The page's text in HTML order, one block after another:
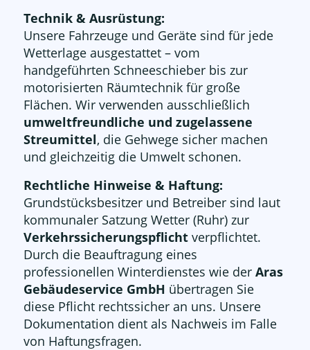
Technik & Ausrüstung:
Unsere Fahrzeuge und Geräte sind für jede
Wetterlage ausgestattet – vom
handgeführten Schneeschieber bis zur
motorisierten Räumtechnik für große
Flächen. Wir verwenden ausschließlich
umweltfreundliche und zugelassene
Streumittel, die Gehwege sicher machen
und gleichzeitig die Umwelt schonen.
Rechtliche Hinweise & Haftung:
Grundstücksbesitzer und Betreiber sind laut
kommunaler Satzung Wetter (Ruhr) zur
Verkehrssicherungspflichtverpflichtet.
Durch die Beauftragung eines
professionellen Winterdienstes wie der Aras
Gebäudeservice GmbH übertragen Sie
diese Pflicht rechtssicher an uns. Unsere
Dokumentation dient als Nachweis im Falle
von Haftungsfragen.